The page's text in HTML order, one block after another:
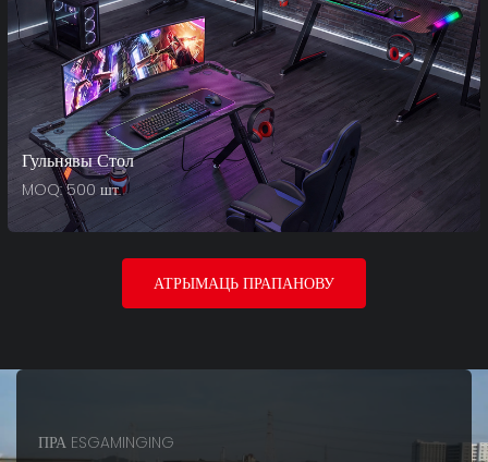
Гульнявы ​​стол
MOQ: 500 шт.
АТРЫМАЦЬ ПРАПАНОВУ
ПРА ESGAMINGING